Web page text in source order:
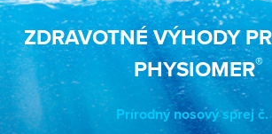
ZDRAVOTNÉ VÝHODY
PHYSIOMER®
Prírodný nosový sprej č.